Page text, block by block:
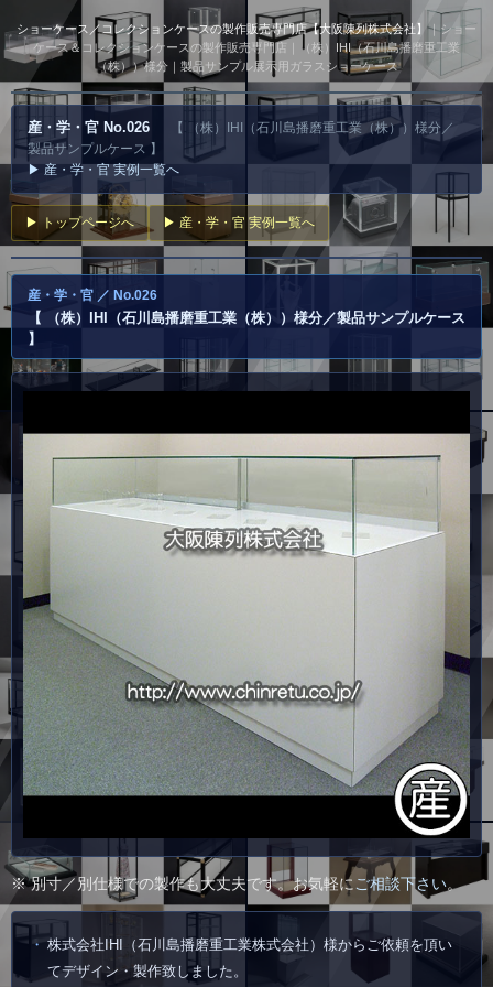
ショーケース／コレクションケースの製作販売専門店【大阪陳列株式会社】｜ショー
ケース＆コレクションケースの製作販売専門店｜（株）IHI（石川島播磨重工業
（株））様分｜製品サンプル展示用ガラスショーケース
産・学・官 No.026
【 （株）IHI（石川島播磨重工業（株））様分／
製品サンプルケース 】
▶ 産・学・官 実例一覧へ
▶ トップページへ ▶ 産・学・官 実例一覧へ
産・学・官 ／ No.026
【 （株）IHI（石川島播磨重工業（株））様分／製品サンプルケース
】
※ 別寸／別仕様での製作も大丈夫です。お気軽に ご相談下さい。
株式会社IHI（石川島播磨重工業株式会社）様からご依頼を頂い
てデザイン・製作致しました。